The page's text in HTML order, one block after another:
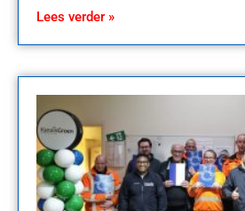
Lees verder »